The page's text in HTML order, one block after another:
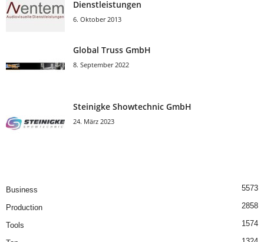
Dienstleistungen
6. Oktober 2013
Global Truss GmbH
8. September 2022
Steinigke Showtechnic GmbH
24. März 2023
Business 5573
Production 2858
Tools 1574